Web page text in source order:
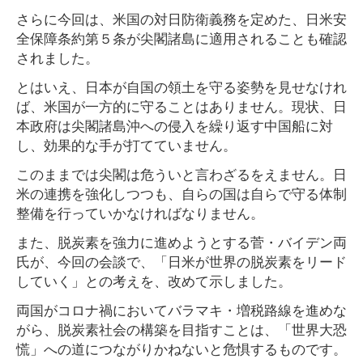
さらに今回は、米国の対日防衛義務を定めた、日米安
全保障条約第５条が尖閣諸島に適用されることも確認
されました。
とはいえ、日本が自国の領土を守る姿勢を見せなけれ
ば、米国が一方的に守ることはありません。現状、日
本政府は尖閣諸島沖への侵入を繰り返す中国船に対
し、効果的な手が打てていません。
このままでは尖閣は危ういと言わざるをえません。日
米の連携を強化しつつも、自らの国は自らで守る体制
整備を行っていかなければなりません。
また、脱炭素を強力に進めようとする菅・バイデン両
氏が、今回の会談で、「日米が世界の脱炭素をリード
していく」との考えを、改めて示しました。
両国がコロナ禍においてバラマキ・増税路線を進めな
がら、脱炭素社会の構築を目指すことは、「世界大恐
慌」への道につながりかねないと危惧するものです。